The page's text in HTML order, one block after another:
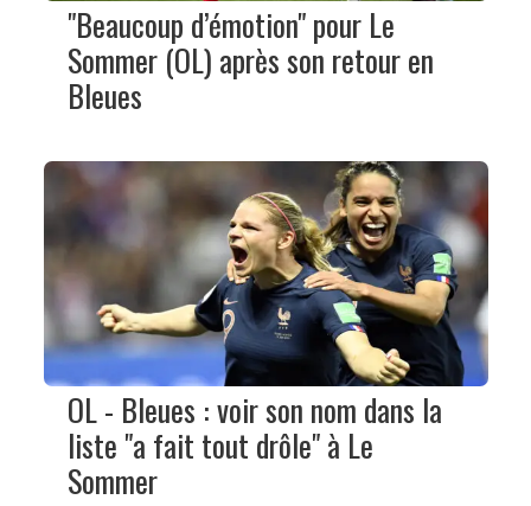
"Beaucoup d’émotion" pour Le
Sommer (OL) après son retour en
Bleues
OL - Bleues : voir son nom dans la
liste "a fait tout drôle" à Le
Sommer